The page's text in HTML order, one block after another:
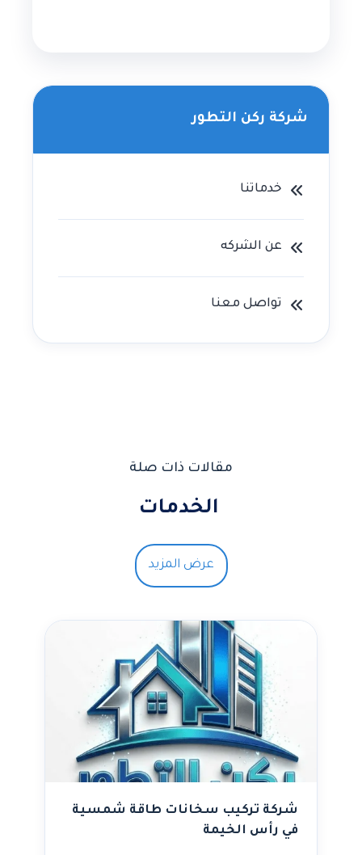
شركة ركن التطور
خدماتنا
عن الشركه
تواصل معنا
مقالات ذات صلة
الخدمات
عرض المزيد
شركة تركيب سخانات طاقة شمسية
في رأس الخيمة